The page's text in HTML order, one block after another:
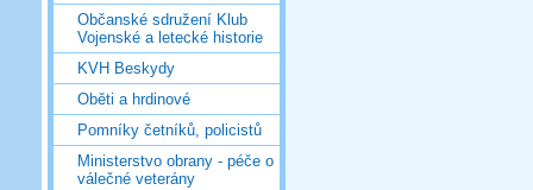
Občanské sdružení Klub
Vojenské a letecké historie
KVH Beskydy
Oběti a hrdinové
Pomníky četníků, policistů
Ministerstvo obrany - péče o
válečné veterány